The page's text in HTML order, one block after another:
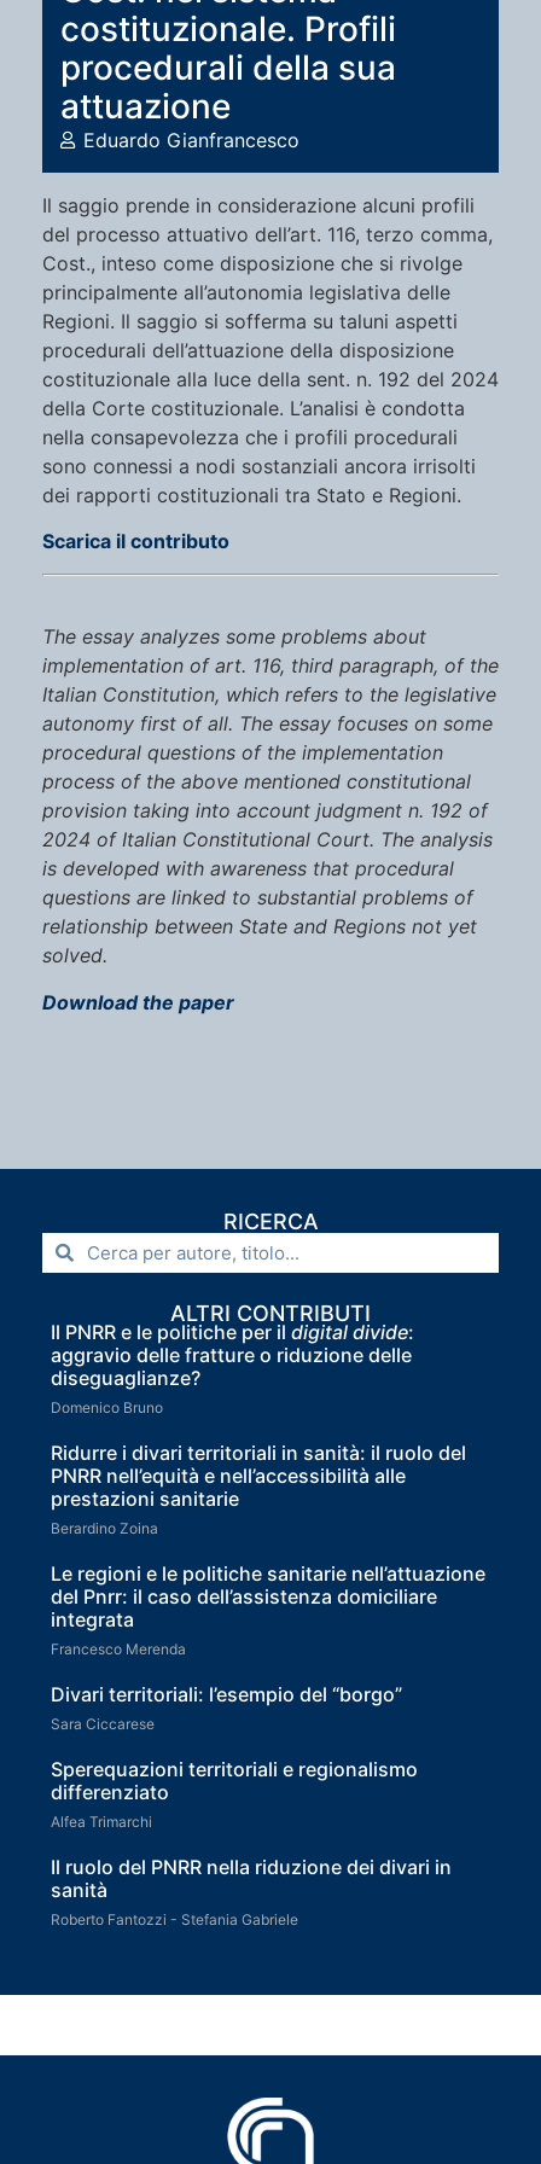
costituzionale. Profili
procedurali della sua
attuazione
Eduardo Gianfrancesco
Il saggio prende in considerazione alcuni profili
del processo attuativo dell’art. 116, terzo comma,
Cost., inteso come disposizione che si rivolge
principalmente all’autonomia legislativa delle
Regioni. Il saggio si sofferma su taluni aspetti
procedurali dell’attuazione della disposizione
costituzionale alla luce della sent. n. 192 del 2024
della Corte costituzionale. L’analisi è condotta
nella consapevolezza che i profili procedurali
sono connessi a nodi sostanziali ancora irrisolti
dei rapporti costituzionali tra Stato e Regioni.
Scarica il contributo
The essay analyzes some problems about
implementation of art. 116, third paragraph, of the
Italian Constitution, which refers to the legislative
autonomy first of all. The essay focuses on some
procedural questions of the implementation
process of the above mentioned constitutional
provision taking into account judgment n. 192 of
2024 of Italian Constitutional Court. The analysis
is developed with awareness that procedural
questions are linked to substantial problems of
relationship between State and Regions not yet
solved.
Download the paper
RICERCA
ALTRI CONTRIBUTI
Il PNRR e le politiche per il digital divide:
aggravio delle fratture o riduzione delle
diseguaglianze?
Domenico Bruno
Ridurre i divari territoriali in sanità: il ruolo del
PNRR nell’equità e nell’accessibilità alle
prestazioni sanitarie
Berardino Zoina
Le regioni e le politiche sanitarie nell’attuazione
del Pnrr: il caso dell’assistenza domiciliare
integrata
Francesco Merenda
Divari territoriali: l’esempio del “borgo”
Sara Ciccarese
Sperequazioni territoriali e regionalismo
differenziato
Alfea Trimarchi
Il ruolo del PNRR nella riduzione dei divari in
sanità
Roberto Fantozzi - Stefania Gabriele